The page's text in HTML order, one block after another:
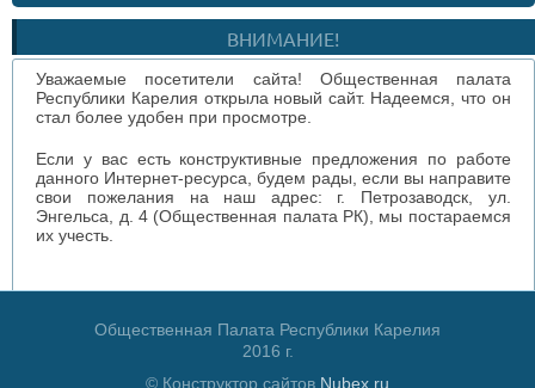
ВНИМАНИЕ!
Уважаемые посетители сайта! Общественная палата
Республики Карелия открыла новый сайт. Надеемся, что он
стал более удобен при просмотре.
Если у вас есть конструктивные предложения по работе
данного Интернет-ресурса, будем рады, если вы направите
свои пожелания на наш адрес: г. Петрозаводск, ул.
Энгельса, д. 4 (Общественная палата РК), мы постараемся
их учесть.
Общественная Палата Республики Карелия
2016 г.
© Конструктор сайтов Nubex.ru